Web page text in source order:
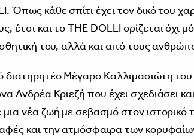
Όπως κάθε σπίτι έχει τον δικό του
έτσι και το THE DOLLI ορίζεται όχι
του, αλλά και από τους
διατηρητέο Μέγαρο Καλλιμασιώτη
Ανδρέα Κριεζή που έχει σχεδιάσει
νέα ζωή με σεβασμό στον ιστορικό
και την ατμόσφαιρα των